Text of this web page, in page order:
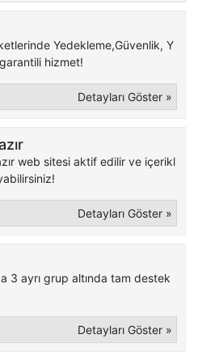
Yedekleme,Güvenlik, Y
hizmet!
Detayları Göster »
web sitesi aktif edilir ve içerikl
Detayları Göster »
3 ayrı grup altında tam destek
Detayları Göster »